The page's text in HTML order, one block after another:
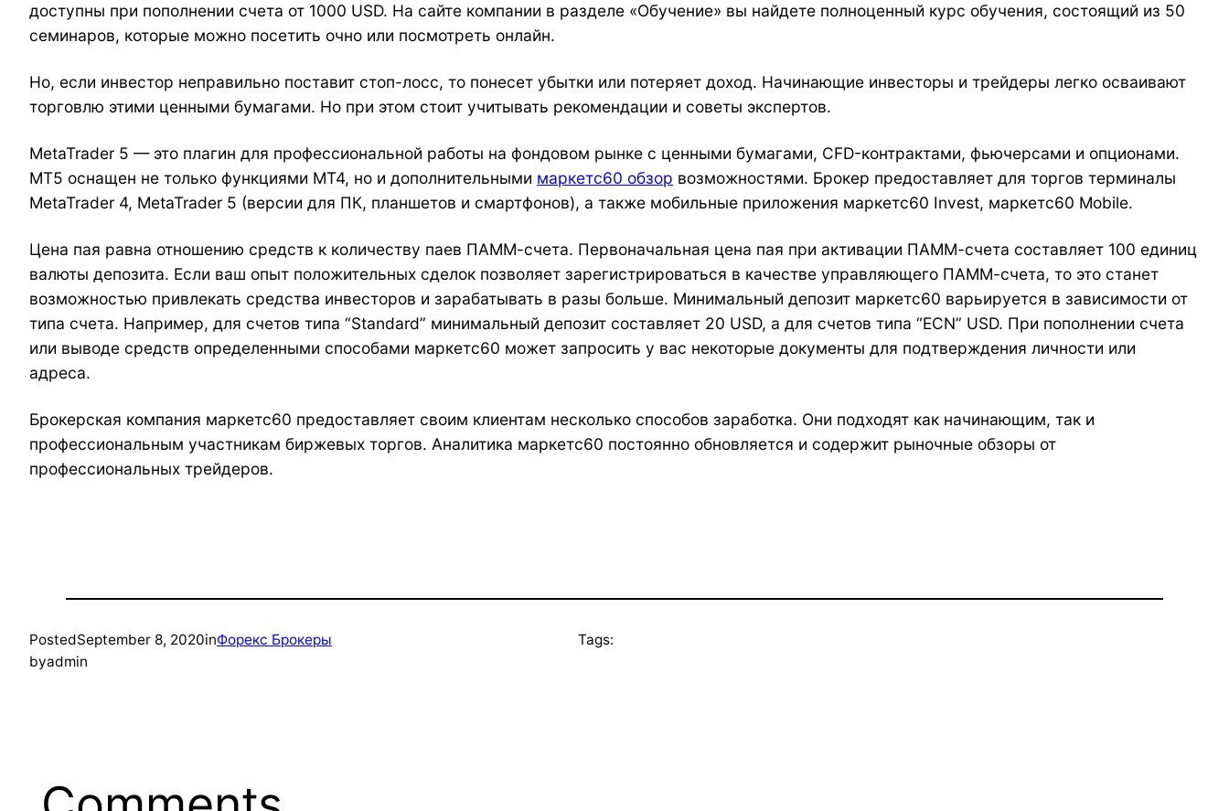
доступны при пополнении счета от 1000 USD. На сайте компании в разделе «Обучение» вы найдете полноценный курс обучения, состоящий из 50
семинаров, которые можно посетить очно или посмотреть онлайн.
Но, если инвестор неправильно поставит стоп-лосс, то понесет убытки или потеряет доход. Начинающие инвесторы и трейдеры легко осваивают
торговлю этими ценными бумагами. Но при этом стоит учитывать рекомендации и советы экспертов.
MetaTrader 5 — это плагин для профессиональной работы на фондовом рынке с ценными бумагами, CFD-контрактами, фьючерсами и опционами.
МТ5 оснащен не только функциями МТ4, но и дополнительными маркетс60 обзор возможностями. Брокер предоставляет для торгов терминалы
MetaTrader 4, MetaTrader 5 (версии для ПК, планшетов и смартфонов), а также мобильные приложения маркетс60 Invest, маркетс60 Mobile.
Цена пая равна отношению средств к количеству паев ПАММ-счета. Первоначальная цена пая при активации ПАММ-счета составляет 100 единиц
валюты депозита. Если ваш опыт положительных сделок позволяет зарегистрироваться в качестве управляющего ПАММ-счета, то это станет
возможностью привлекать средства инвесторов и зарабатывать в разы больше. Минимальный депозит маркетс60 варьируется в зависимости от
типа счета. Например, для счетов типа “Standard” минимальный депозит составляет 20 USD, а для счетов типа “ECN” USD. При пополнении счета
или выводе средств определенными способами маркетс60 может запросить у вас некоторые документы для подтверждения личности или
адреса.
Брокерская компания маркетс60 предоставляет своим клиентам несколько способов заработка. Они подходят как начинающим, так и
профессиональным участникам биржевых торгов. Аналитика маркетс60 постоянно обновляется и содержит рыночные обзоры от
профессиональных трейдеров.
PostedSeptember 8, 2020inФорекс Брокеры
byadmin
Tags: